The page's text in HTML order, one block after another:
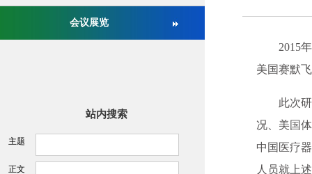
关于举办第十六届中国医疗器械监督管理国际会议的通
会议展览
站内搜索
主题
正文
2015年5
美国赛默
此次研讨
况、美国
中国医疗
人员就上